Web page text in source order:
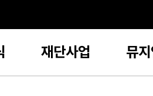
재단사업 뮤